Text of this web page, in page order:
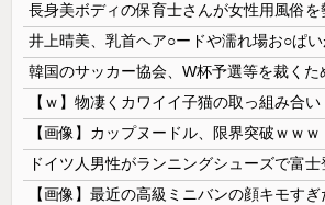
【ｗ】物凄くカワイイ子猫の取っ組み合い
【画像】カップヌードル、限界突破ｗｗｗ
【画像】最近の高級ミニバンの顔キモす